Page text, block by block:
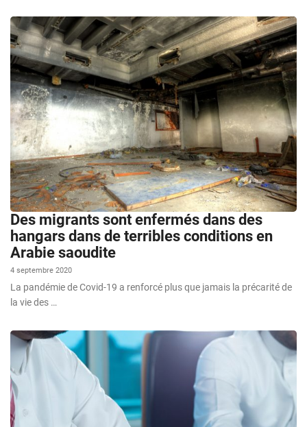
Des migrants sont enfermés dans des
hangars dans de terribles conditions en
Arabie saoudite
4 septembre 2020
La pandémie de Covid-19 a renforcé plus que jamais la précarité de
la vie des …